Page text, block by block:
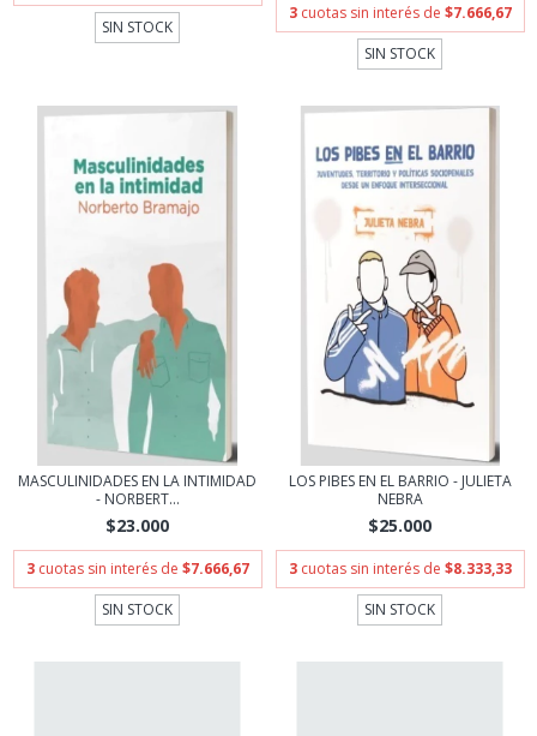
SIN STOCK
3 cuotas sin interés de $7.666,67
SIN STOCK
MASCULINIDADES EN LA INTIMIDAD
- NORBERT...
$23.000
3 cuotas sin interés de $7.666,67
SIN STOCK
LOS PIBES EN EL BARRIO - JULIETA
NEBRA
$25.000
3 cuotas sin interés de $8.333,33
SIN STOCK